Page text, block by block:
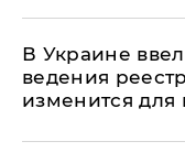
В Украине
ведения
изменится для